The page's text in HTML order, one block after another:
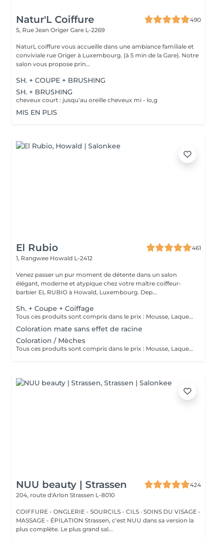
Natur'L Coiffure
490
5, Rue Jean Origer Gare L-2269
NaturL coiffure vous accueille dans une ambiance familiale et
conviviale rue Origer à Luxembourg. (à 5 min de la Gare). Notre
salon vous propose prin...
SH. + COUPE + BRUSHING
SH. + BRUSHING
cheveux court : jusqu'au oreille cheveux mi - lo,g
MIS EN PLIS
El Rubio
461
1, Rangwee Howald L-2412
Venez passer un pur moment de détente dans un salon
élégant, moderne et atypique chez votre maître coiffeur-
barbier EL RUBIO à Howald, Luxembourg. Dep...
Sh. + Coupe + Coiffage
Tous ces produits sont compris dans le prix : Mousse, Laque, Gel, Soin démêlant, Shampoing spécifique. Tous les produits que nous utilisons sont des produits de qualité professionnelle.
Coloration mate sans effet de racine
Coloration / Mèches
Tous ces produits sont compris dans le prix : Mousse, Laque, Gel, Soin démêlant, Shampoing spécifique. Tous les produits que nous utilisons sont des produits de qualité professionnelle.
NUU beauty | Strassen
424
204, route d'Arlon Strassen L-8010
COIFFURE - ONGLERIE - SOURCILS - CILS · SOINS DU VISAGE -
MASSAGE - ÉPILATION Strassen, c'est NUU dans sa version la
plus complète. Le plus grand sal...